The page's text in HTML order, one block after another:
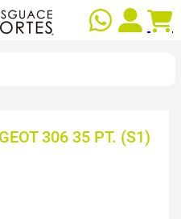
306 35 PT. (S1)